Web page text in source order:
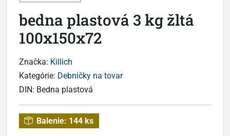
bedna plastová 3 kg žltá
100x150x72
Značka: Killich
Kategórie: Debničky na tovar
DIN: Bedna plastová
Balenie: 144 ks